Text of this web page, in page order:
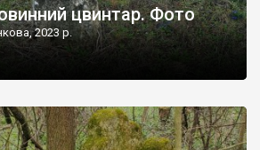
цвинтар. Фото
2023 р.